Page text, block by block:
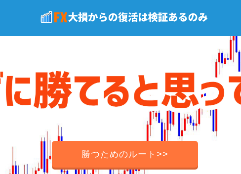
勝つためのルート>>